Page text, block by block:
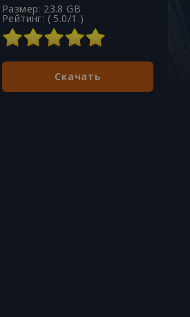
Размер: 23.8 GB
Рейтинг: ( 5.0/1 )
Скачать